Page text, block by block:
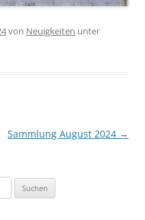
von Neuigkeiten unter
Sammlung August 2024 →